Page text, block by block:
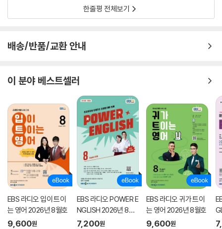
아처발드 컨스터블 앤드 컴퍼니(Archibald Constable and Compan
y), 스코틀랜드 에든버러 젊은 변호사 조너선 하커가 드라큘라 백작의 성
혈 계획을 실행하려 하자, 이를 막기 위한 인물들의 사투가 이어진다.
찰스 디킨스(Charles Dickens) 약 350쪽
루시 마네트와 그녀의 가족, 친구들이 혁명의 혼란 속에서 살아남기 위해
애쓰는 모습을 그린다.
《웃는 남자》
빅토르 위고(Victor Hugo), 약 500페이지
얼굴이 흉측하게 웃는 모습으로 찢어진 남자 그윈플레인의 삶을 다룬 소
설. 그윈플레인은 곡예사로 성공하지만, 출생의 비밀과 사회적 신분이 밝
혀지면서 비극적인 운명을 맞이한다.
《금각사》
미시마 유키오(Yukio Mishima), 약 300페이지
한줄평 전체보기
배송/반품/교환 안내
이 분야 베스트셀러
EBS 라디오 입이 트이
는 영어 2026년 8월호
9,600원
EBS 라디오 POWER E
NGLISH 2026년 8월
호
7,200원
EBS 라디오 귀가 트이
는 영어 2026년 8월호
9,600원